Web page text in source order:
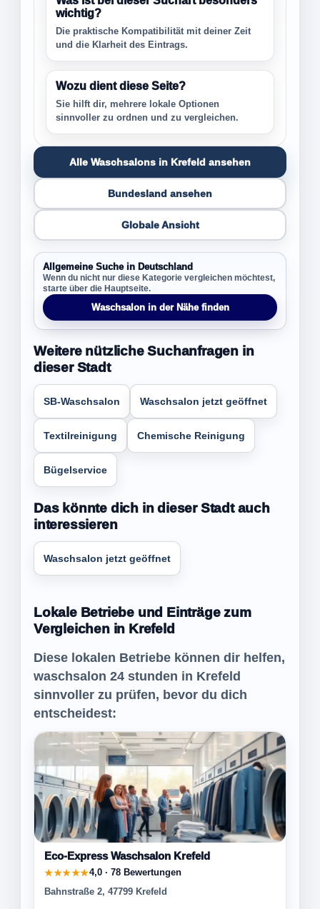
wichtig?
Die praktische Kompatibilität mit deiner Zeit
und die Klarheit des Eintrags.
Wozu dient diese Seite?
Sie hilft dir, mehrere lokale Optionen
sinnvoller zu ordnen und zu vergleichen.
Alle Waschsalons in Krefeld ansehen
Bundesland ansehen
Globale Ansicht
Allgemeine Suche in Deutschland
Wenn du nicht nur diese Kategorie vergleichen möchtest,
starte über die Hauptseite.
Waschsalon in der Nähe finden
Weitere nützliche Suchanfragen in
dieser Stadt
SB-Waschsalon Waschsalon jetzt geöffnet
Textilreinigung Chemische Reinigung
Bügelservice
Das könnte dich in dieser Stadt auch
interessieren
Waschsalon jetzt geöffnet
Lokale Betriebe und Einträge zum
Vergleichen in Krefeld
Diese lokalen Betriebe können dir helfen,
waschsalon 24 stunden in Krefeld
sinnvoller zu prüfen, bevor du dich
entscheidest:
Eco-Express Waschsalon Krefeld
★★★★★4,0 · 78 Bewertungen
Bahnstraße 2, 47799 Krefeld